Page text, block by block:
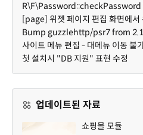
사이트 메뉴 편집 - 대메뉴 이동 불
첫 설치시 "DB 지원" 표현 수정
업데이트된 자료
쇼핑몰 모듈